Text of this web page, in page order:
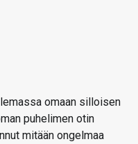
omaan silloisen
puhelimen otin
mitään ongelmaa